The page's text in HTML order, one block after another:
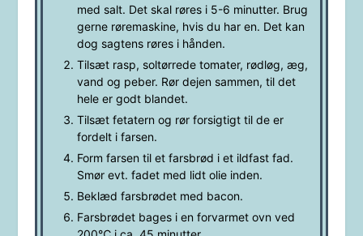
med salt. Det skal røres i 5-6 minutter. Brug
gerne røremaskine, hvis du har en. Det kan
dog sagtens røres i hånden.
Tilsæt rasp, soltørrede tomater, rødløg, æg,
vand og peber. Rør dejen sammen, til det
hele er godt blandet.
Tilsæt fetatern og rør forsigtigt til de er
fordelt i farsen.
Form farsen til et farsbrød i et ildfast fad.
Smør evt. fadet med lidt olie inden.
Beklæd farsbrødet med bacon.
Farsbrødet bages i en forvarmet ovn ved